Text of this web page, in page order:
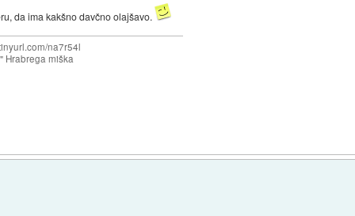
da ima kakšno davčno olajšavo.
na7r54l
Hrabrega miška